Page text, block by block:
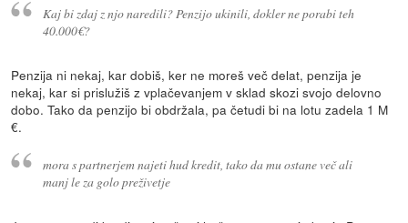
Kaj bi zdaj z njo naredili? Penzijo ukinili, dokler ne porabi teh
40.000€?
Penzija ni nekaj, kar dobiš, ker ne moreš več delat, penzija je
nekaj, kar si prislužiš z vplačevanjem v sklad skozi svojo delovno
dobo. Tako da penzijo bi obdržala, pa četudi bi na lotu zadela 1 M
€.
mora s partnerjem najeti hud kredit, tako da mu ostane več ali
manj le za golo preživetje